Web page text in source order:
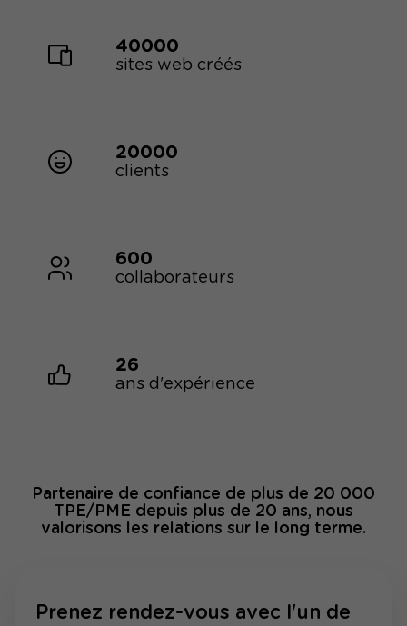
40000
sites web créés
20000
clients
600
collaborateurs
26
ans d'expérience
Partenaire de confiance de plus de 20 000
TPE/PME depuis plus de 20 ans, nous
valorisons les relations sur le long terme.
Prenez rendez-vous avec l'un de